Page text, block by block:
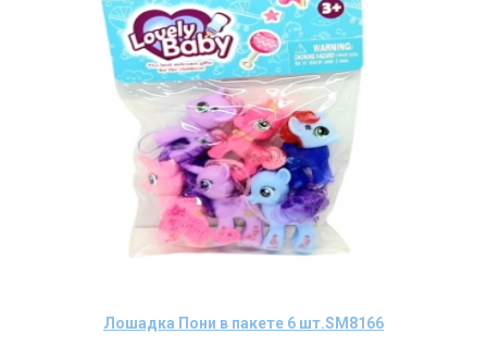
Лошадка Пони в пакете 6 шт.SM8166